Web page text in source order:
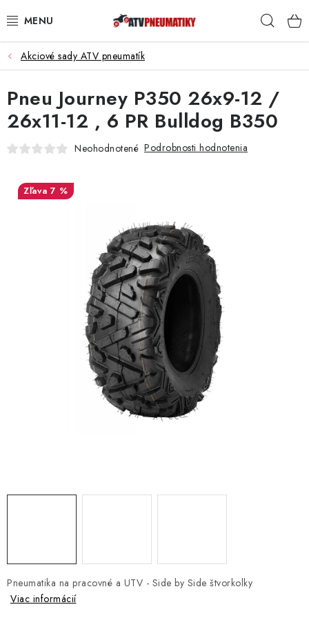
na
PNEUMATIKY
DISKY
ROZŠIROVACIE PODLOŽKY
OCHRANNÉ RÁMY
KRYTY PODVOZKU
NÁVLEKY TLMIČOV
NAVIJAKY COME UP WARN
OLEJE MAXIMA A FILTRE
ROZŠIROVACIE PLASTY BLATNÍKOV
ŠTVORKOLKY
NOVINKY
Akciové sady ATV pneumatík
Pneumatika na pracovné a UTV - Side by Side štvorkolky
Viac informácií
Pneu Journey P350 26x9-12 /
26x11-12 , 6 PR Bulldog B350
Neohodnotené Podrobnosti hodnotenia
7 %